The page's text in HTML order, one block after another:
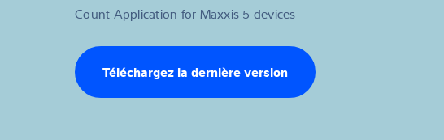
Service
Count Application for Maxxis 5 devices
Téléchargez la dernière version